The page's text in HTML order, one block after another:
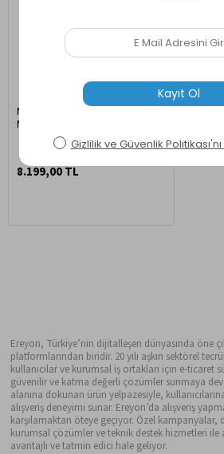
Mobildeco Vezir Erciyes Ahşap Çift
Minderli Çift Cepli Sallanan
Sandalye Bordo/Krem
8.199,00 TL
Ereyon, Türkiye’nin dijitalleşen dünyasında öne
platformlarından biridir. 20 yılı aşkın sektörel
kullanıcılar ve kurumsal iş ortakları için e-ticaret
güvenilir ve katma değerli çözümler sunmaya
alanına dokunan ürün yelpazesiyle,
alışveriş deneyimi sunar. Ereyon’da alışveriş
karşılamaktan öteye geçiyor. Özel kampanyalar,
kurumsal çözümler ve teknik destek hizmetleri ile
avantajlı ve tatmin edici hale geliyor.